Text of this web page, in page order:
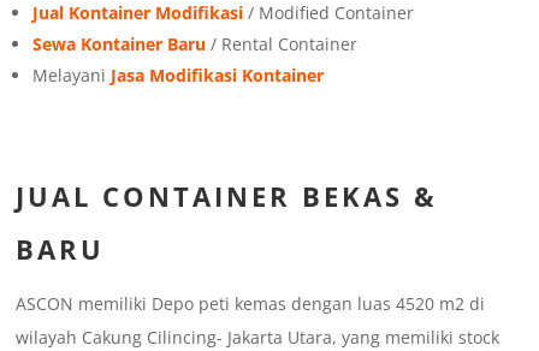
Jual Kontainer Modifikasi / Modified Container
Sewa Kontainer Baru / Rental Container
Melayani Jasa Modifikasi Kontainer
JUAL CONTAINER BEKAS &
BARU
ASCON memiliki Depo peti kemas dengan luas 4520 m2 di
wilayah Cakung Cilincing- Jakarta Utara, yang memiliki stock